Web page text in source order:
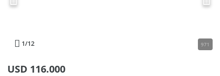
1/12 971
USD 116.000